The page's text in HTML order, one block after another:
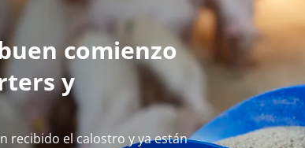
comienzo
y
recibido el calostro y ya están